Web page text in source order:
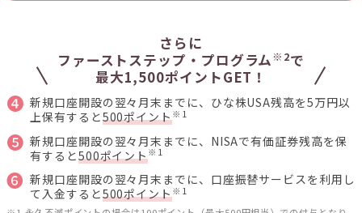
さらに
ファーストステップ・プログラム※2で
最大1,500ポイントGET！
❹ 新規口座開設の翌々月末までに、ひな株USA残高を5万円以
上保有すると500ポイント※1
❺ 新規口座開設の翌々月末までに、NISAで有価証券残高を保
有すると500ポイント※1
❻ 新規口座開設の翌々月末までに、口座振替サービスを利用し
て入金すると500ポイント※1